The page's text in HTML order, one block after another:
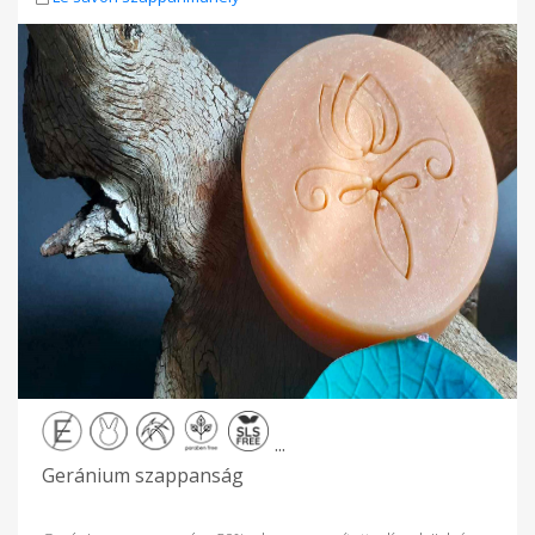
szappanosodás során természetes úton keletkezik
Ingredients: saponified coconut oil, olive oil, animal fat, corn
starch, prémium holland kakaó, 100% natural cinnamon
essential oil, sodium hydroxide, distilled water, sodium
lactate, glycerin * * occurs naturally during saponification
...
Geránium szappanság